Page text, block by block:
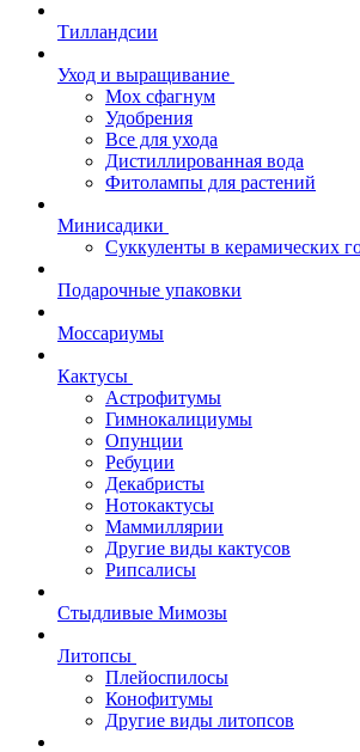
Тилландсии
Уход и выращивание
Мох сфагнум
Удобрения
Все для ухода
Дистиллированная вода
Фитолампы для растений
Минисадики
Суккуленты в керамических
Подарочные упаковки
Моссариумы
Кактусы
Астрофитумы
Гимнокалициумы
Опунции
Ребуции
Декабристы
Нотокактусы
Маммиллярии
Другие виды кактусов
Рипсалисы
Стыдливые Мимозы
Литопсы
Плейоспилосы
Конофитумы
Другие виды литопсов